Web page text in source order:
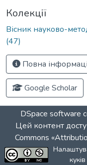
Колекції
Вісник науково-
(47)
Повна
Google Scholar
DSpace software
Цей контент
Commons
куків